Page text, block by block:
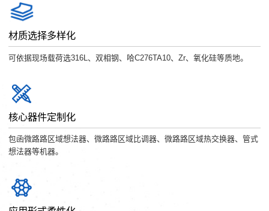
材质选择多样化
可依据现场载荷选316L、双相钢、哈C276TA10、Zr、氧化硅等质地。
核心器件定制化
包函微路路区域想法器、微路路区域比调器、微路路区域热交换器、管式
想法器等机器。